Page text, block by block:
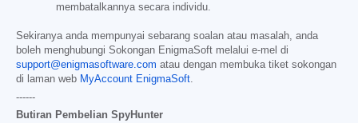
membatalkannya secara individu.
Sekiranya anda mempunyai sebarang soalan atau masalah, anda
boleh menghubungi Sokongan EnigmaSoft melalui e-mel di
support@enigmasoftware.com atau dengan membuka tiket sokongan
di laman web MyAccount EnigmaSoft.
------
Butiran Pembelian SpyHunter